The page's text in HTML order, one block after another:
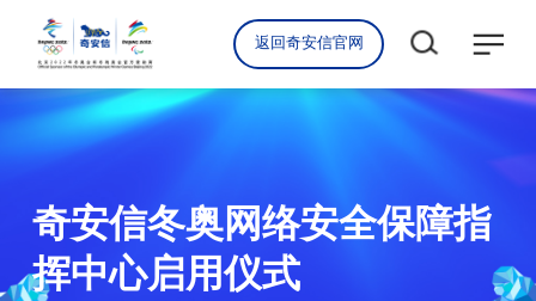
返回奇安信官网
奇安信冬奥网络安全保障指
挥中心启用仪式